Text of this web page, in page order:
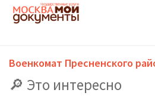
Военкомат Пресненского
Это интересно